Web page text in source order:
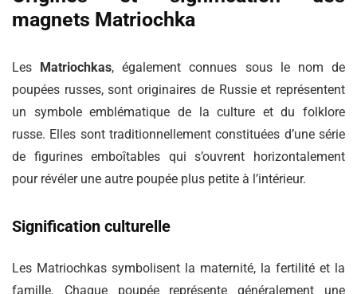
magnets Matriochka
Les Matriochkas, également connues sous le nom de
poupées russes, sont originaires de Russie et représentent
un symbole emblématique de la culture et du folklore
russe. Elles sont traditionnellement constituées d’une série
de figurines emboîtables qui s’ouvrent horizontalement
pour révéler une autre poupée plus petite à l’intérieur.
Signification culturelle
Les Matriochkas symbolisent la maternité, la fertilité et la
famille. Chaque poupée représente généralement une